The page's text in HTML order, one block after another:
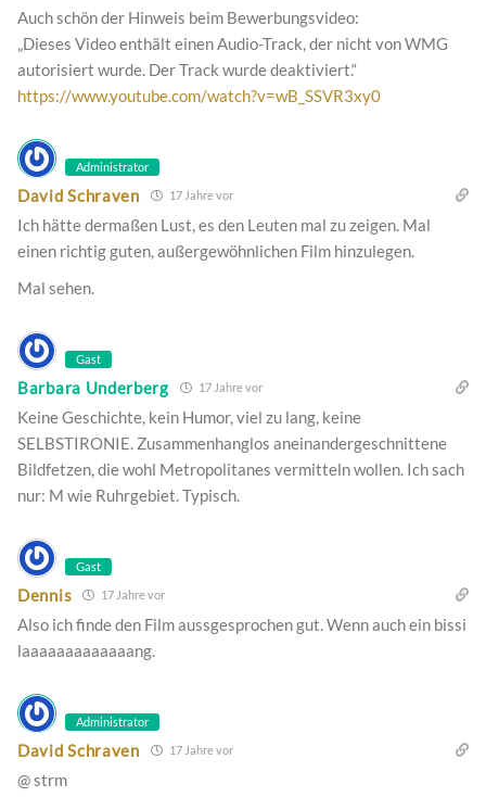
Auch schön der Hinweis beim Bewerbungsvideo:
„Dieses Video enthält einen Audio-Track, der nicht von WMG
autorisiert wurde. Der Track wurde deaktiviert.“
https://www.youtube.com/watch?v=wB_SSVR3xy0
Administrator
David Schraven 17 Jahre vor
Ich hätte dermaßen Lust, es den Leuten mal zu zeigen. Mal
einen richtig guten, außergewöhnlichen Film hinzulegen.
Mal sehen.
Gast
Barbara Underberg 17 Jahre vor
Keine Geschichte, kein Humor, viel zu lang, keine
SELBSTIRONIE. Zusammenhanglos aneinandergeschnittene
Bildfetzen, die wohl Metropolitanes vermitteln wollen. Ich sach
nur: M wie Ruhrgebiet. Typisch.
Gast
Dennis 17 Jahre vor
Also ich finde den Film aussgesprochen gut. Wenn auch ein bissi
laaaaaaaaaaaaang.
Administrator
David Schraven 17 Jahre vor
@ strm